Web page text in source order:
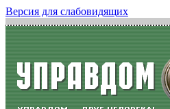
Версия для слабовидящих